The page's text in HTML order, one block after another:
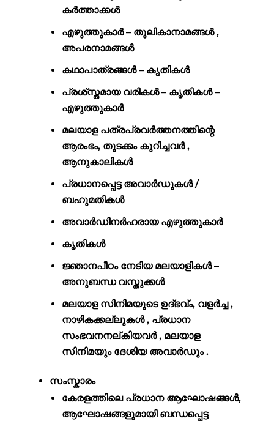
കര്‍ത്താക്കള്‍
എഴുത്തുകാര്‍ – തൂലികാനാമങ്ങൾ ,
അപരനാമങ്ങള്‍
കഥാപാത്രങ്ങൾ – കൃതികള്‍
പ്രശ്സ്തമായ വരികൾ – കൃതികള്‍ –
എഴുത്തുകാര്‍
മലയാള പത്രപ്രവർത്തനത്തിന്റെ
ആരംഭം, തുടക്കം കുറിച്ചവർ ,
ആനുകാലികൾ
പ്രധാനപ്പെട്ട അവാർഡുകൾ /
ബഹുമതികള്‍
അവാർഡിനർഹരായ എഴുത്തുകാര്‍
കൃതികള്‍
ജ്ഞാനപീഠം നേടിയ മലയാളികള്‍ –
അനുബന്ധ വസ്തുക്കൾ
മലയാള സിനിമയുടെ ഉദ്ഭവ്ം, വളർച്ച ,
നാഴികക്കല്ലുകൾ , പ്രധാന
സംഭവനനല്കിയവർ , മലയാള
സിനിമയും ദേശിയ അവാർഡും .
സംസ്കാരം
കേരളത്തിലെ പ്രധാന ആഘോഷങ്ങൾ,
ആഘോഷങ്ങളുമായി ബന്ധപ്പെട്ട